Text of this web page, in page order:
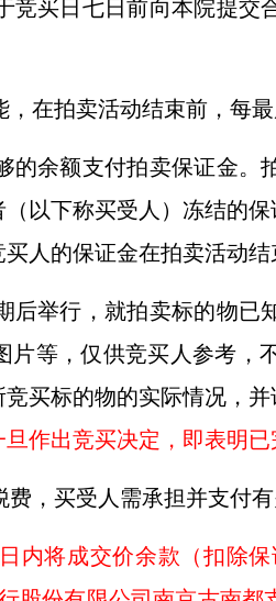
竞买日七日前向本院提
在拍卖活动结束前，每
的余额支付拍卖保证金
以下称买受人）冻结的
人的保证金在拍卖活动
后举行，就拍卖标的物
等，仅供竞买人参考
买标的物的实际情况，
作出竞买决定，即表明
，买受人需承担并支付
内将成交价余款（扣除